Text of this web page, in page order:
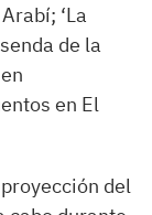
‘La
de la
en El
del